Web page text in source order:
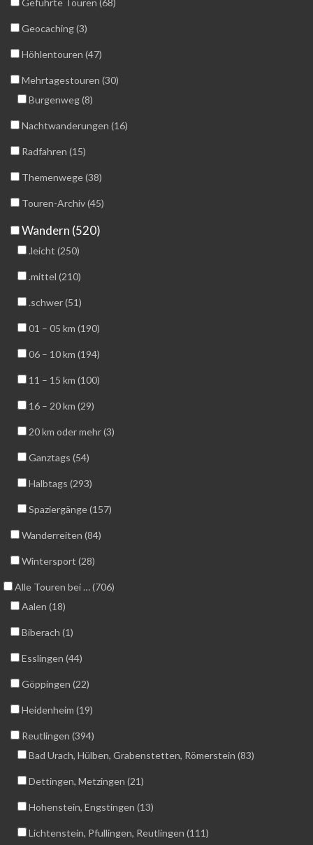
Geführte Touren (68)
Geocaching (3)
Höhlentouren (47)
Mehrtagestouren (30)
Burgenweg (8)
Nachtwanderungen (16)
Radfahren (15)
Themenwege (38)
Touren-Archiv (45)
Wandern (520)
.leicht (250)
.mittel (210)
.schwer (51)
01 – 05 km (190)
06 – 10 km (194)
11 – 15 km (100)
16 – 20 km (29)
20 km oder mehr (3)
Ganztags (54)
Halbtags (293)
Spaziergänge (157)
Wanderreiten (84)
Wintersport (28)
Alle Touren bei … (706)
Aalen (18)
Biberach (1)
Esslingen (44)
Göppingen (22)
Heidenheim (19)
Reutlingen (394)
Bad Urach, Hülben, Grabenstetten, Römerstein (83)
Dettingen, Metzingen (21)
Hohenstein, Engstingen (13)
Lichtenstein, Pfullingen, Reutlingen (111)